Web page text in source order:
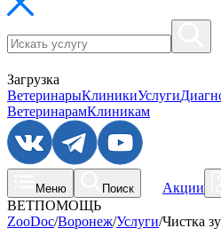
Загрузка
ВетеринарыКлиникиУслуги
ВетеринарамКлиникам
Меню Поиск Акции
ВЕТПОМОЩЬ
ZooDoc/Воронеж/Услуги/Чистка